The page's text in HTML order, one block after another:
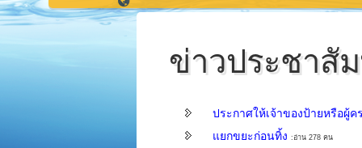
ข่าวประชาสั
ประกาศให้เจ้าของป้ายหรือผู้
แยกขยะก่อนทิ้ง :อ่าน 278 คน